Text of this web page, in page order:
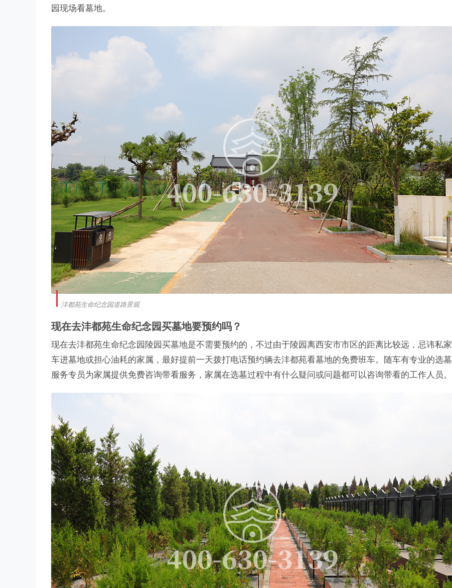
园现场看墓地。
沣都苑生命纪念园道路景观
现在去沣都苑生命纪念园买墓地要预约吗？
现在去沣都苑生命纪念园陵园买墓地是不需要预约的，不过由于陵园离西安市市区的距离比较远，忌讳私家
车进墓地或担心油耗的家属，最好提前一天拨打电话预约辆去沣都苑看墓地的免费班车。随车有专业的选墓
服务专员为家属提供免费咨询带看服务，家属在选墓过程中有什么疑问或问题都可以咨询带看的工作人员。